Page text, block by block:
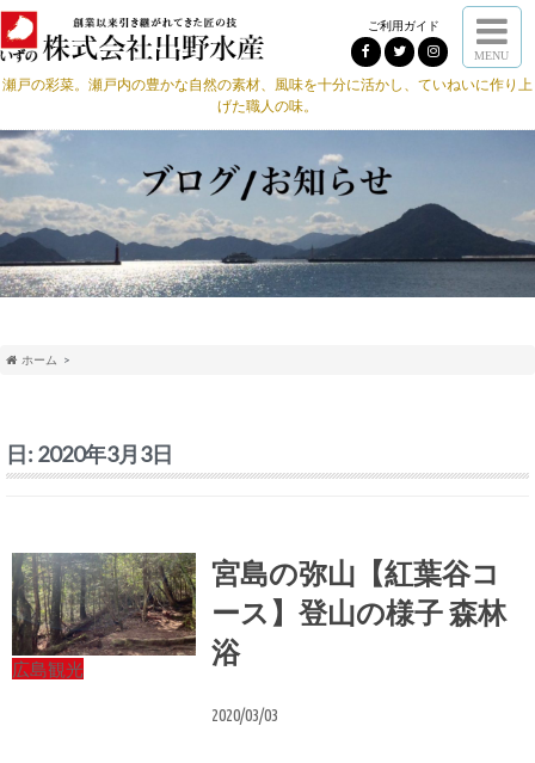
ご利用ガイド
MENU
瀬戸の彩菜。瀬戸内の豊かな自然の素材、風味を十分に活かし、ていねいに作り上
げた職人の味。
ホーム
日: 2020年3月3日
広島観光
宮島の弥山【紅葉谷コ
ース】登山の様子 森林
浴
2020/03/03